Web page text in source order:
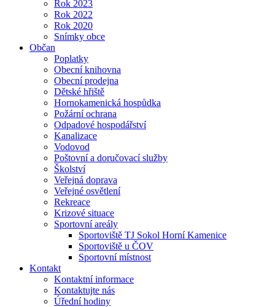
Rok 2023
Rok 2022
Rok 2020
Snímky obce
Občan
Poplatky
Obecní knihovna
Obecní prodejna
Dětské hřiště
Hornokamenická hospůdka
Požární ochrana
Odpadové hospodářství
Kanalizace
Vodovod
Poštovní a doručovací služby
Školství
Veřejná doprava
Veřejné osvětlení
Rekreace
Krizové situace
Sportovní areály
Sportoviště TJ Sokol Horní Kamenice
Sportoviště u ČOV
Sportovní místnost
Kontakt
Kontaktní informace
Kontaktujte nás
Úřední hodiny